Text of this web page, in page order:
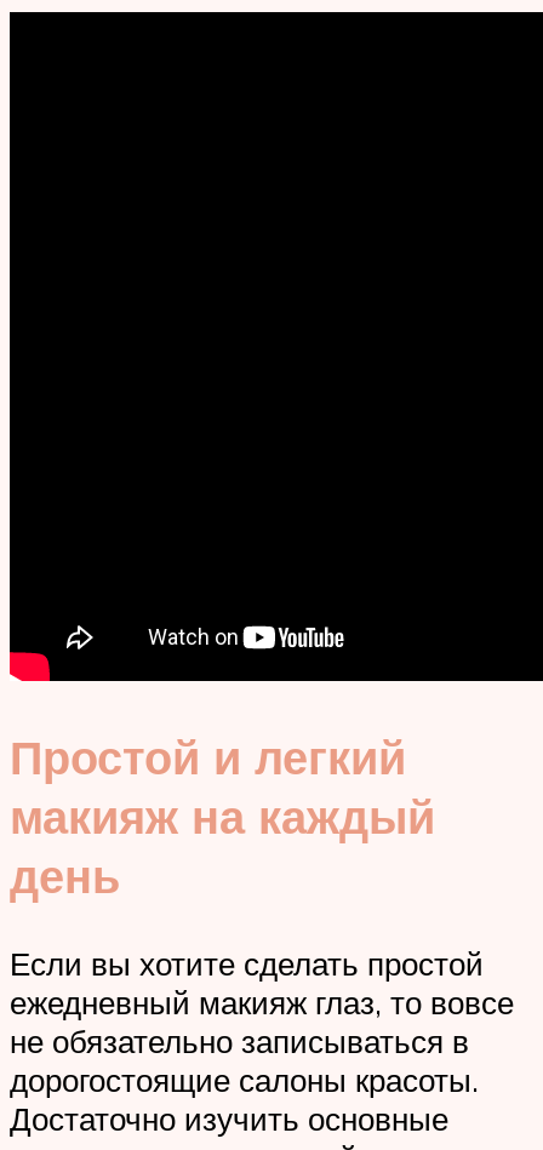
Простой и легкий
макияж на каждый
день
Если вы хотите сделать простой
ежедневный макияж глаз, то вовсе
не обязательно записываться в
дорогостоящие салоны красоты.
Достаточно изучить основные